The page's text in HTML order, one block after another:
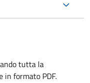
tutta la
in formato PDF.